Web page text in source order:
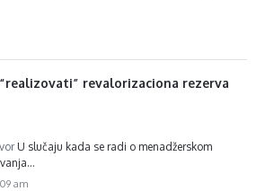
revalorizaciona rezerva
U slučaju kada se radi o menadžerskom
am